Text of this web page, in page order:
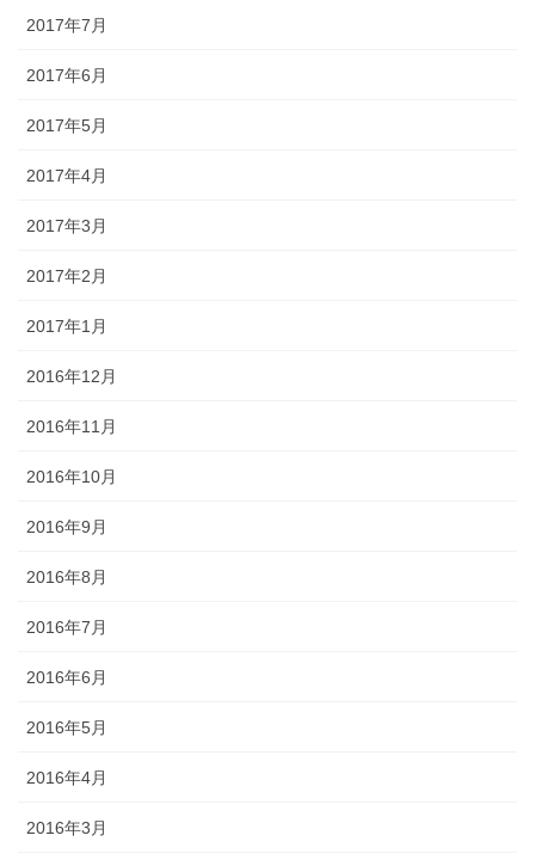
2017年7月
2017年6月
2017年5月
2017年4月
2017年3月
2017年2月
2017年1月
2016年12月
2016年11月
2016年10月
2016年9月
2016年8月
2016年7月
2016年6月
2016年5月
2016年4月
2016年3月